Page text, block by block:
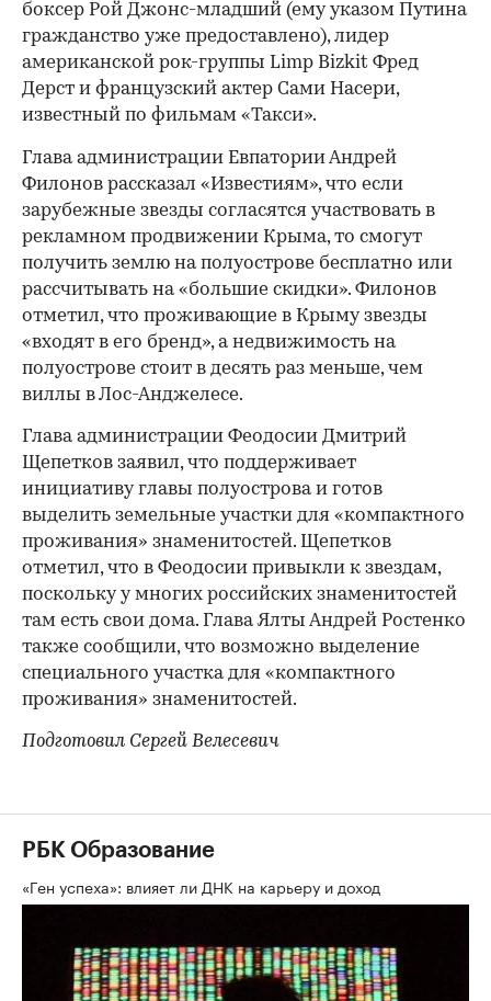
боксер Рой Джонс-младший (ему указом Путина
гражданство уже предоставлено), лидер
американской рок-группы Limp Bizkit Фред
Дерст и французский актер Сами Насери,
известный по фильмам «Такси».
Глава администрации Евпатории Андрей
Филонов рассказал «Известиям», что если
зарубежные звезды согласятся участвовать в
рекламном продвижении Крыма, то смогут
получить землю на полуострове бесплатно или
рассчитывать на «большие скидки». Филонов
отметил, что проживающие в Крыму звезды
«входят в его бренд», а недвижимость на
полуострове стоит в десять раз меньше, чем
виллы в Лос-Анджелесе.
Глава администрации Феодосии Дмитрий
Щепетков заявил, что поддерживает
инициативу главы полуострова и готов
выделить земельные участки для «компактного
проживания» знаменитостей. Щепетков
отметил, что в Феодосии привыкли к звездам,
поскольку у многих российских знаменитостей
там есть свои дома. Глава Ялты Андрей Ростенко
также сообщили, что возможно выделение
специального участка для «компактного
проживания» знаменитостей.
Подготовил Сергей Велесевич
РБК Образование
«Ген успеха»: влияет ли ДНК на карьеру и доход